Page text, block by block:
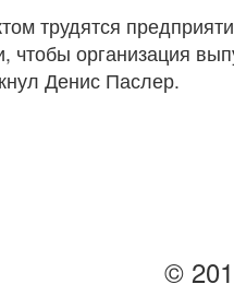
трудятся
чтобы организация
Денис Паслер.
©